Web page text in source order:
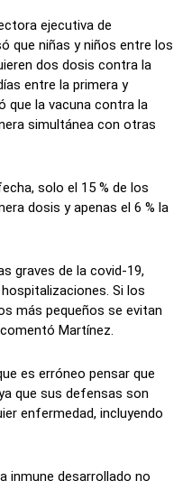
ejecutiva de
que niñas y niños entre los
dos dosis contra la
entre la primera y
que la vacuna contra la
simultánea con otras
solo el 15 % de los
dosis y apenas el 6 % la
graves de la covid-19,
Si los
más pequeños se evitan
Martínez.
es erróneo pensar que
que sus defensas son
enfermedad, incluyendo
inmune desarrollado no